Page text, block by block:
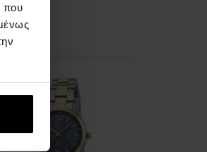
που12.08.
€